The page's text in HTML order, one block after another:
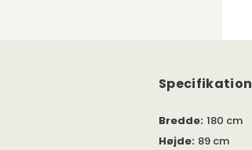
Specifikation
Bredde: 180 cm
Højde: 89 cm